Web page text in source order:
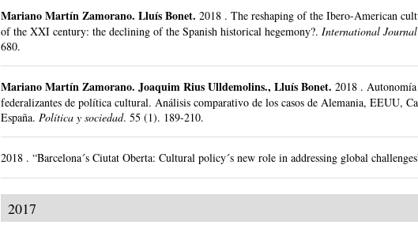
Mariano Martín Zamorano.Lluís Bonet.2018 .The reshaping of the Ibero-American
of the XXI century: the declining of the Spanish historical hegemony?. International
680.
Mariano Martín Zamorano.Joaquim Rius Ulldemolins., Lluís Bonet.2018 .
federalizantes de política cultural. Análisis comparativo de los casos de Alemania, EEUU,
España. Política y sociedad.55 (1). 189-210.
2018 .“Barcelona´s Ciutat Oberta: Cultural policy´s new role in addressing global
2017